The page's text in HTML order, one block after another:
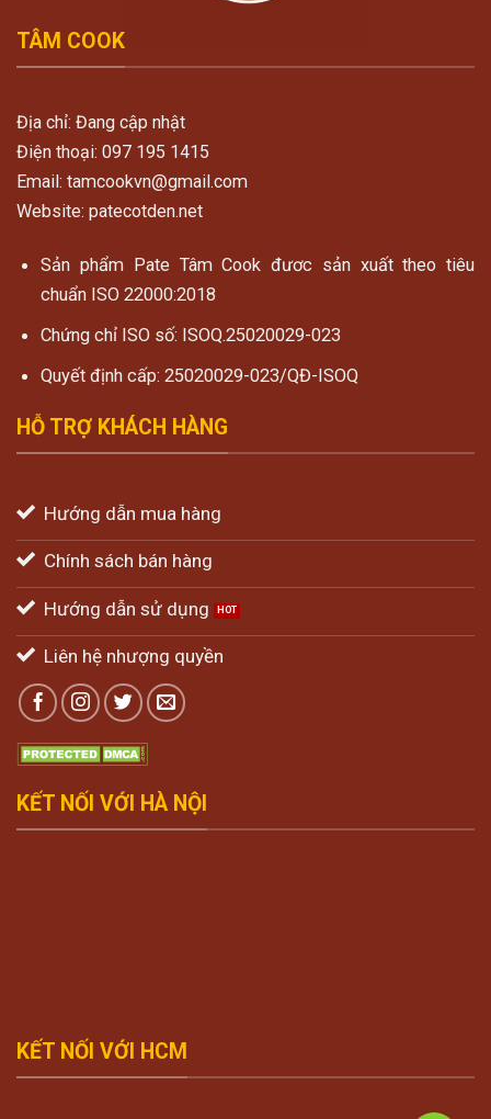
TÂM COOK
Địa chỉ: Đang cập nhật
Điện thoại: 097 195 1415
Email: tamcookvn@gmail.com
Website: patecotden.net
Sản phẩm Pate Tâm Cook đươc sản xuất theo tiêu
chuẩn ISO 22000:2018
Chứng chỉ ISO số: ISOQ.25020029-023
Quyết định cấp: 25020029-023/QĐ-ISOQ
HỖ TRỢ KHÁCH HÀNG
Hướng dẫn mua hàng
Chính sách bán hàng
Hướng dẫn sử dụng
Liên hệ nhượng quyền
KẾT NỐI VỚI HÀ NỘI
KẾT NỐI VỚI HCM